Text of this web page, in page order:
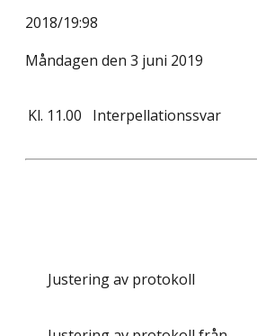
2018/19:98
Måndagen den 3 juni 2019
Kl. 11.00 Interpellationssvar
Justering av protokoll